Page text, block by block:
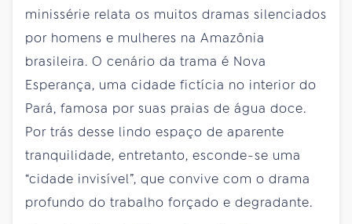
minissérie relata os muitos dramas silenciados
por homens e mulheres na Amazônia
brasileira. O cenário da trama é Nova
Esperança, uma cidade fictícia no interior do
Pará, famosa por suas praias de água doce.
Por trás desse lindo espaço de aparente
tranquilidade, entretanto, esconde-se uma
“cidade invisível”, que convive com o drama
profundo do trabalho forçado e degradante.